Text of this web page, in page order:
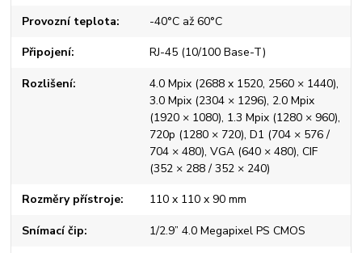
Provozní teplota -40°C až 60°C
Připojení RJ-45 (10/100 Base-T)
Rozlišení
4.0 Mpix (2688 x 1520, 2560 × 1440),
3.0 Mpix (2304 × 1296), 2.0 Mpix
(1920 × 1080), 1.3 Mpix (1280 × 960),
720p (1280 × 720), D1 (704 × 576 /
704 × 480), VGA (640 × 480), CIF
(352 × 288 / 352 × 240)
Rozměry přístroje 110 x 110 x 90 mm
Snímací čip 1/2.9” 4.0 Megapixel PS CMOS